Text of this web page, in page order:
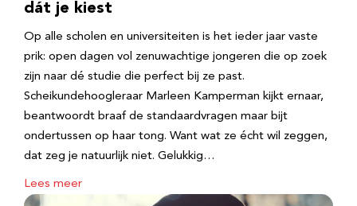
dát je kiest
Op alle scholen en universiteiten is het ieder jaar vaste
prik: open dagen vol zenuwachtige jongeren die op zoek
zijn naar dé studie die perfect bij ze past.
Scheikundehoogleraar Marleen Kamperman kijkt ernaar,
beantwoordt braaf de standaardvragen maar bijt
ondertussen op haar tong. Want wat ze écht wil zeggen,
dat zeg je natuurlijk niet. Gelukkig…
Lees meer